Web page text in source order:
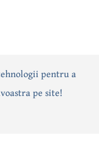
Interviuri
pentru a
pe site!